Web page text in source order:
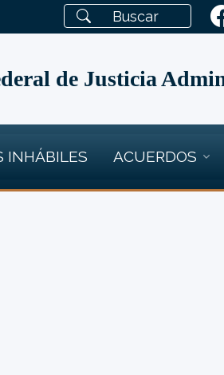
de Justicia
INHÁBILES ACUERDOS